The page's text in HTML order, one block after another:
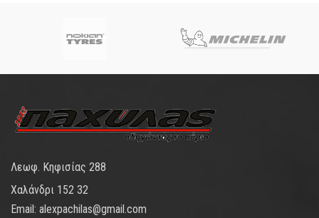
Λεωφ. Κηφισίας 288
Χαλάνδρι 152 32
Email: alexpachilas@gmail.com